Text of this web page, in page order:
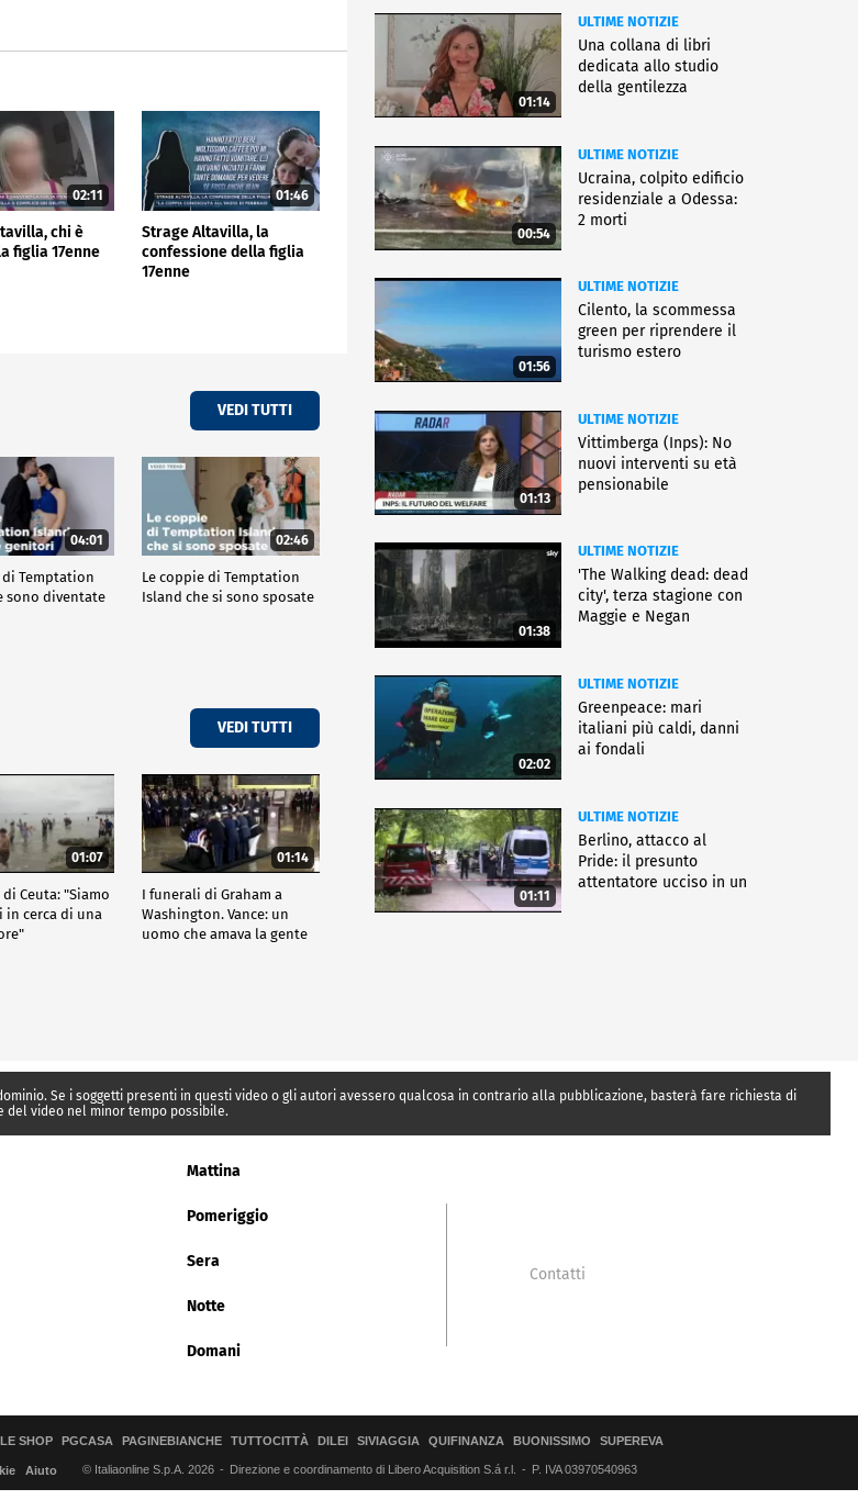
02:11
chi è
figlia 17enne
01:46
Strage Altavilla, la
confessione della figlia
17enne
VEDI TUTTI
04:01
di Temptation
sono diventate
02:46
Le coppie di Temptation
Island che si sono sposate
VEDI TUTTI
01:07
Ceuta: "Siamo
in cerca di una
01:14
I funerali di Graham a
Washington. Vance: un
uomo che amava la gente
01:14
ULTIME NOTIZIE
Una collana di libri
dedicata allo studio
della gentilezza
00:54
ULTIME NOTIZIE
Ucraina, colpito edificio
residenziale a Odessa:
2 morti
01:56
ULTIME NOTIZIE
Cilento, la scommessa
green per riprendere il
turismo estero
01:13
ULTIME NOTIZIE
Vittimberga (Inps): No
nuovi interventi su età
pensionabile
01:38
ULTIME NOTIZIE
'The Walking dead: dead
city', terza stagione con
Maggie e Negan
02:02
ULTIME NOTIZIE
Greenpeace: mari
italiani più caldi, danni
ai fondali
01:11
ULTIME NOTIZIE
Berlino, attacco al
Pride: il presunto
attentatore ucciso in un
Se i soggetti presenti in questi video o gli autori avessero qualcosa in contrario alla pubblicazione, basterà fare richiesta di
del video nel minor tempo possibile.
Mattina
Pomeriggio
Sera
Notte
Domani
Contatti
SHOP PGCASA PAGINEBIANCHE TUTTOCITTÀ DILEI SIVIAGGIA QUIFINANZA BUONISSIMO SUPEREVA
Aiuto © Italiaonline S.p.A. 2026 Direzione e coordinamento di Libero Acquisition S.á r.l. P. IVA 03970540963